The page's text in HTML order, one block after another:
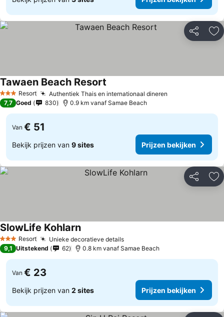
Delen
3 SterrenResort Authentiek Thais en internationaal dineren
Tawaen Beach Resort
7,7 Goed 830 0.9 km vanaf Samae Beach
Van € 51
Bekijk prijzen van 9 sites Prijzen bekijken
Delen
3 SterrenResort Unieke decoratieve detailsPrijzen bekijken
SlowLife KohlarnPrijzen bekijken
9,1 Uitstekend 62 0.8 km vanaf Samae Beach
Van € 23
Bekijk prijzen van 2 sites Prijzen bekijken